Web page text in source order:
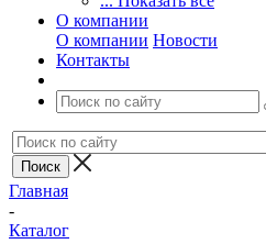
О компании
О компании Новости
Контакты
Главная
-
Каталог